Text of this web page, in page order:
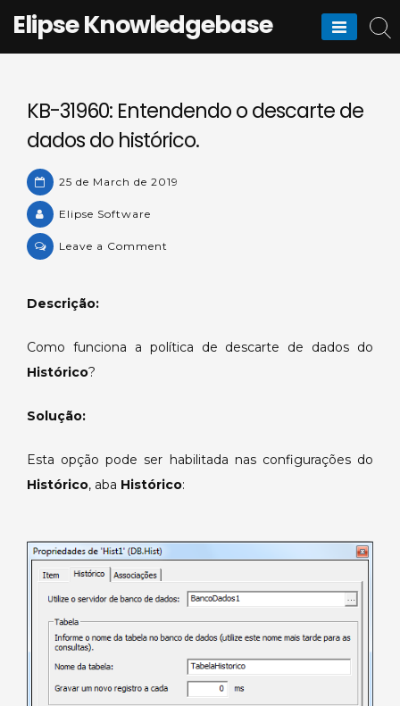
Elipse Knowledgebase
KB-31960: Entendendo o descarte de
dados do histórico.
25 de March de 2019
Elipse Software
Leave a Comment
descarte
Descrição:
Como funciona a política de descarte de dados do
Histórico?
Solução:
Esta opção pode ser habilitada nas configurações do
Histórico, aba Histórico: